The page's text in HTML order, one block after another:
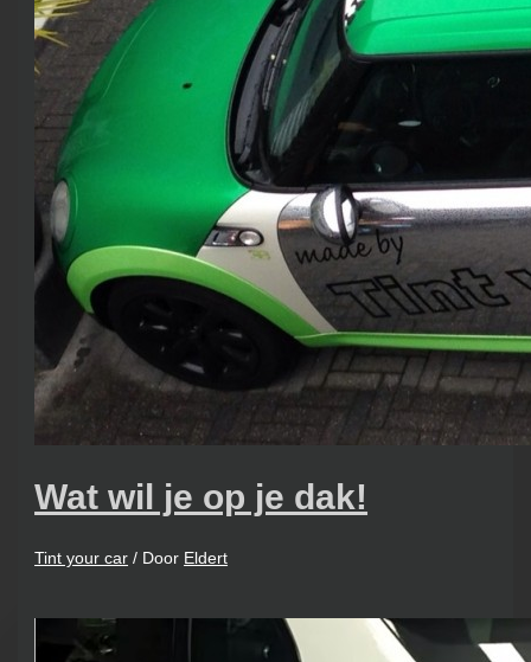
Wat wil je op je dak!
Tint your car / Door Eldert